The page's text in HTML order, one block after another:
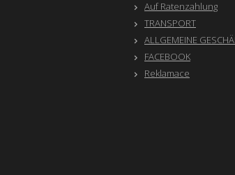
Auf Ratenzahlung
TRANSPORT
ALLGEMEINE
FACEBOOK
Reklamace